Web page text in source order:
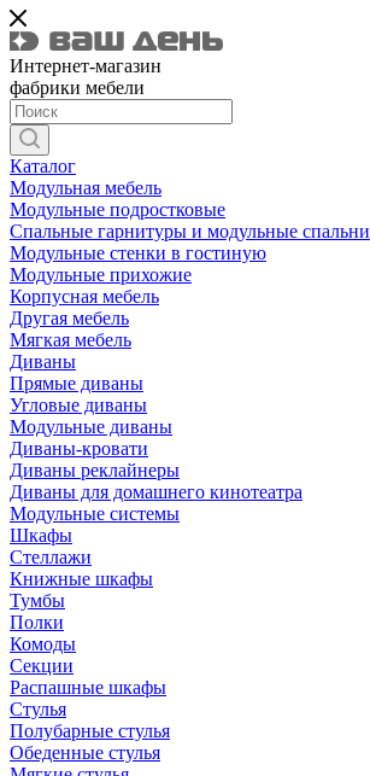
Интернет-магазин
фабрики мебели
Каталог
Модульная мебель
Модульные подростковые
Спальные гарнитуры и модульные спальни
Модульные стенки в гостиную
Модульные прихожие
Корпусная мебель
Другая мебель
Мягкая мебель
Диваны
Прямые диваны
Угловые диваны
Модульные диваны
Диваны-кровати
Диваны реклайнеры
Диваны для домашнего кинотеатра
Модульные системы
Шкафы
Стеллажи
Книжные шкафы
Тумбы
Полки
Комоды
Секции
Распашные шкафы
Стулья
Полубарные стулья
Обеденные стулья